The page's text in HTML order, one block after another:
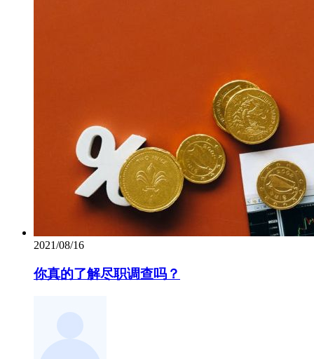
2021/08/16
你真的了解尽职调查吗？